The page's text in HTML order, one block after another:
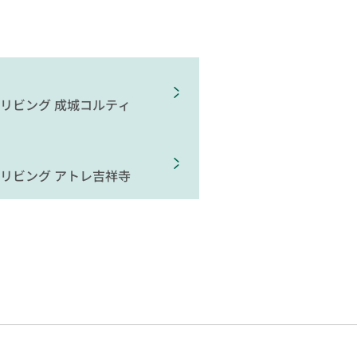
ビング 成城コルティ
ビング アトレ吉祥寺